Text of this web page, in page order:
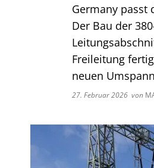
Germany passt
Der Bau der
Freileitung
neuen
27. Februar 2026 von